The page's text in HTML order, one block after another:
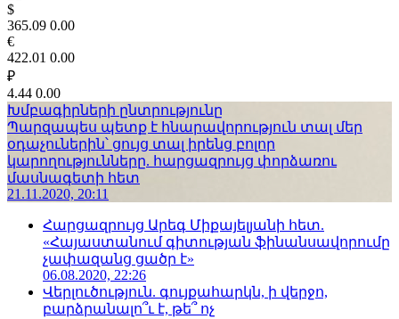
$
365.09 0.00
€
422.01 0.00
₽
4.44 0.00
Խմբագիրների ընտրությունը
Պարզապես պետք է հնարավորություն տալ մեր
օդաչուներին՝ ցույց տալ իրենց բոլոր
կարողությունները. հարցազրույց փորձառու
մասնագետի հետ
21.11.2020, 20:11
Հարցազրույց Արեգ Միքայելյանի հետ.
«Հայաստանում գիտության ֆինանսավորումը
չափազանց ցածր է»
06.08.2020, 22:26
Վերլուծություն. գույքահարկն, ի վերջո,
բարձրանալո՞ւ է, թե՞ ոչ